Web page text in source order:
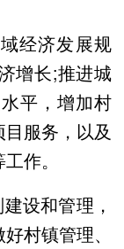
经济发展规
增长;推进城
平，增加村
服务，以及
作。
设和管理，
村镇管理、